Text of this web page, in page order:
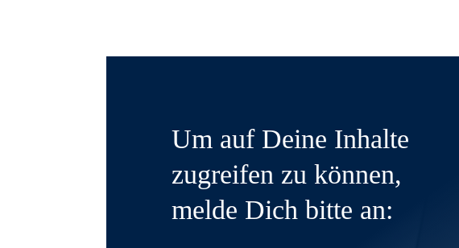
Um auf Deine Inhalte
zugreifen zu können,
melde Dich bitte an: